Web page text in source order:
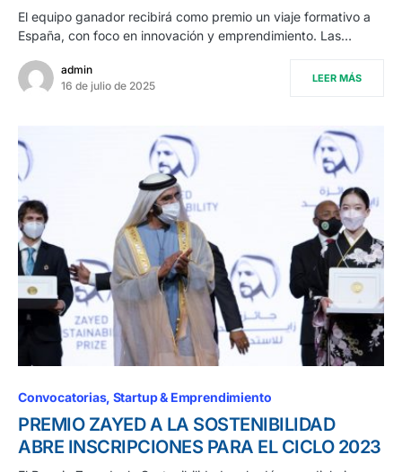
El equipo ganador recibirá como premio un viaje formativo a
España, con foco en innovación y emprendimiento. Las…
admin
16 de julio de 2025
LEER MÁS
Convocatorias Startup & Emprendimiento
PREMIO ZAYED A LA SOSTENIBILIDAD
ABRE INSCRIPCIONES PARA EL CICLO 2023